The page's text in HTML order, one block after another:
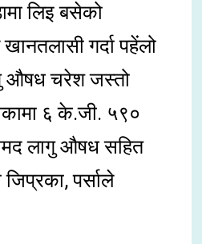
लिइ बसेको
गर्दा पहेंलो
औषध चरेश जस्तो
६ के.जी. ५९०
लागु औषध सहित
पर्साले